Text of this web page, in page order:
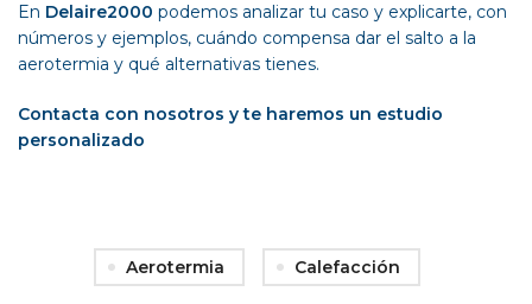
En Delaire2000 podemos analizar tu caso y explicarte, con
números y ejemplos, cuándo compensa dar el salto a la
aerotermia y qué alternativas tienes.
Contacta con nosotros y te haremos un estudio
personalizado
Aerotermia Calefacción